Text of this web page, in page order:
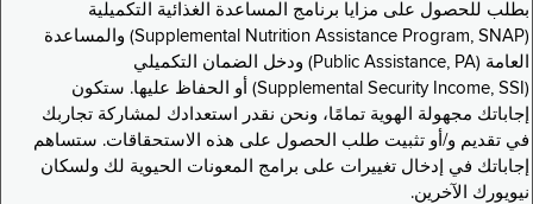
بطلب للحصول على مزايا برنامج المساعدة الغذائية التكميلية
(Supplemental Nutrition Assistance Program, SNAP) والمساعدة
العامة (Public Assistance, PA) ودخل الضمان التكميلي
(Supplemental Security Income, SSI) أو الحفاظ عليها. ستكون
إجاباتك مجهولة الهوية تمامًا، ونحن نقدر استعدادك لمشاركة تجاربك
في تقديم و/أو تثبيت طلب الحصول على هذه الاستحقاقات. ستساهم
إجاباتك في إدخال تغييرات على برامج المعونات الحيوية لك ولسكان
نيويورك الآخرين.